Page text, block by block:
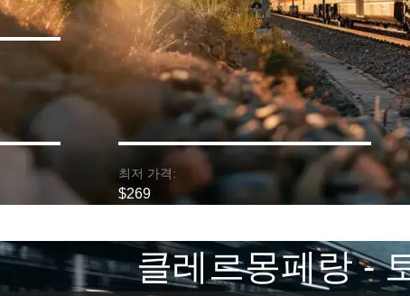
최저 가격:
$269
클레르몽페랑 -